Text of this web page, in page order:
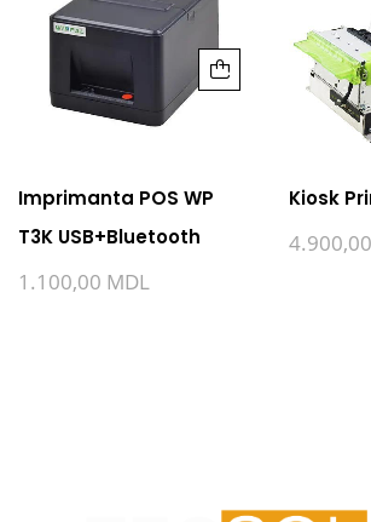
Imprimanta POS WP
T3K USB+Bluetooth
1.100,00 MDL
Kiosk
4.900,00